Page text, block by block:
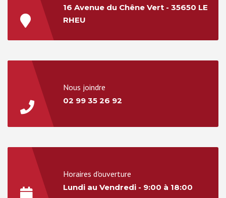
16 Avenue du Chêne Vert - 35650 LE
RHEU
Nous joindre
02 99 35 26 92
Horaires d'ouverture
Lundi au Vendredi - 9:00 à 18:00